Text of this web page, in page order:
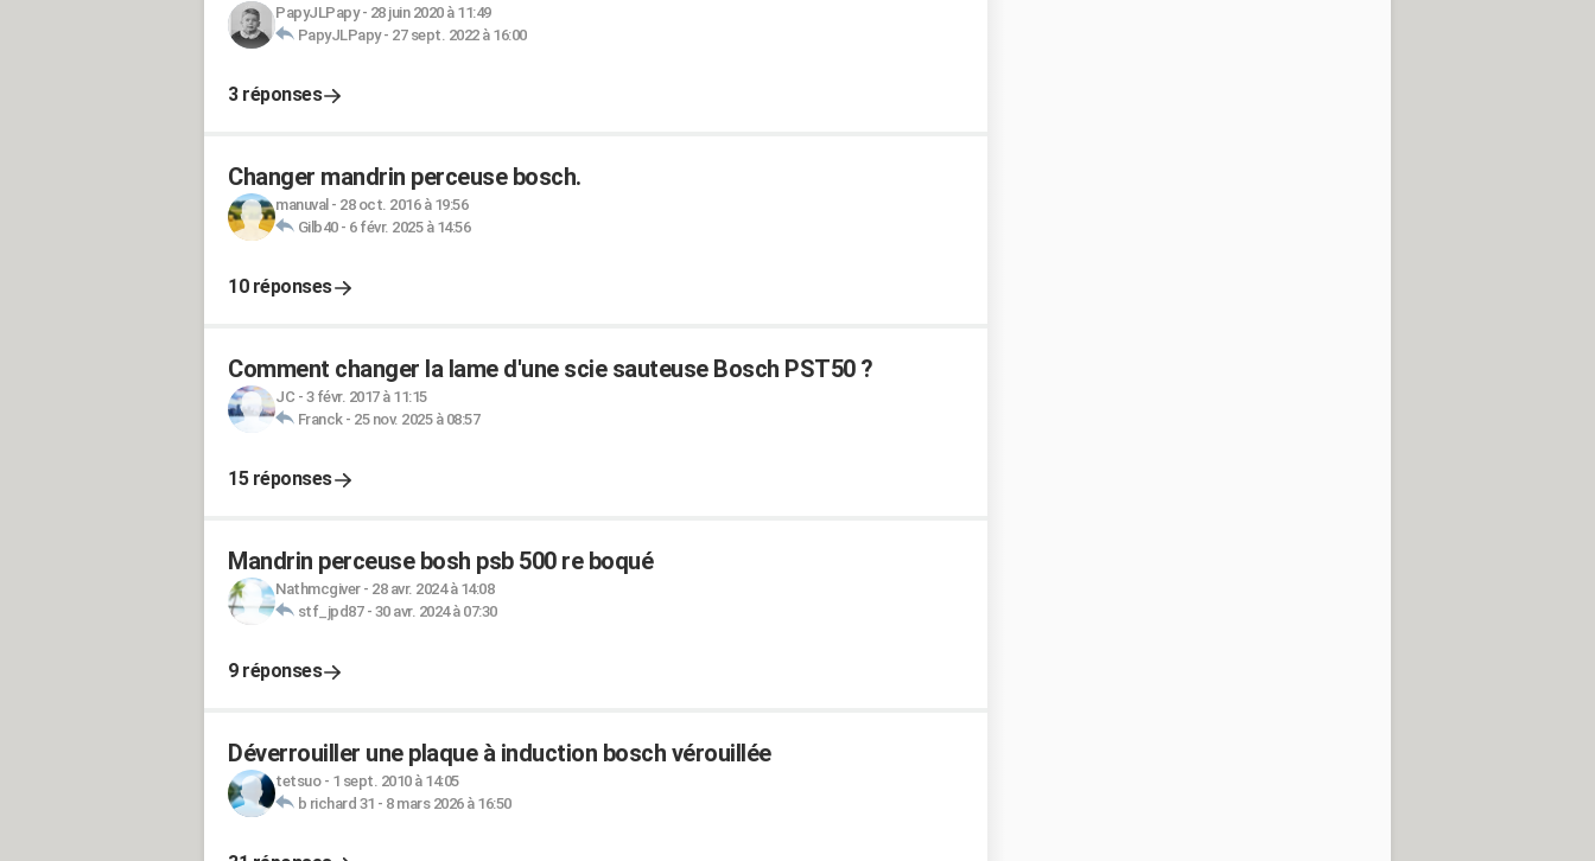
PapyJLPapy- 28 juin 2020 à 11:49
PapyJLPapy- 27 sept. 2022 à 16:00
3 réponses
Changer mandrin perceuse bosch.
manuval - 28 oct. 2016 à 19:56
Gilb40- 6 févr. 2025 à 14:56
10 réponses
Comment changer la lame d'une scie sauteuse Bosch PST50 ?
JC - 3 févr. 2017 à 11:15
Franck- 25 nov. 2025 à 08:57
15 réponses
Mandrin perceuse bosh psb 500 re boqué
Nathmcgiver- 28 avr. 2024 à 14:08
stf_jpd87- 30 avr. 2024 à 07:30
9 réponses
Déverrouiller une plaque à induction bosch vérouillée
tetsuo- 1 sept. 2010 à 14:05
b richard 31 - 8 mars 2026 à 16:50